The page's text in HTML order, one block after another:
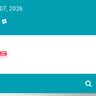
2026
de